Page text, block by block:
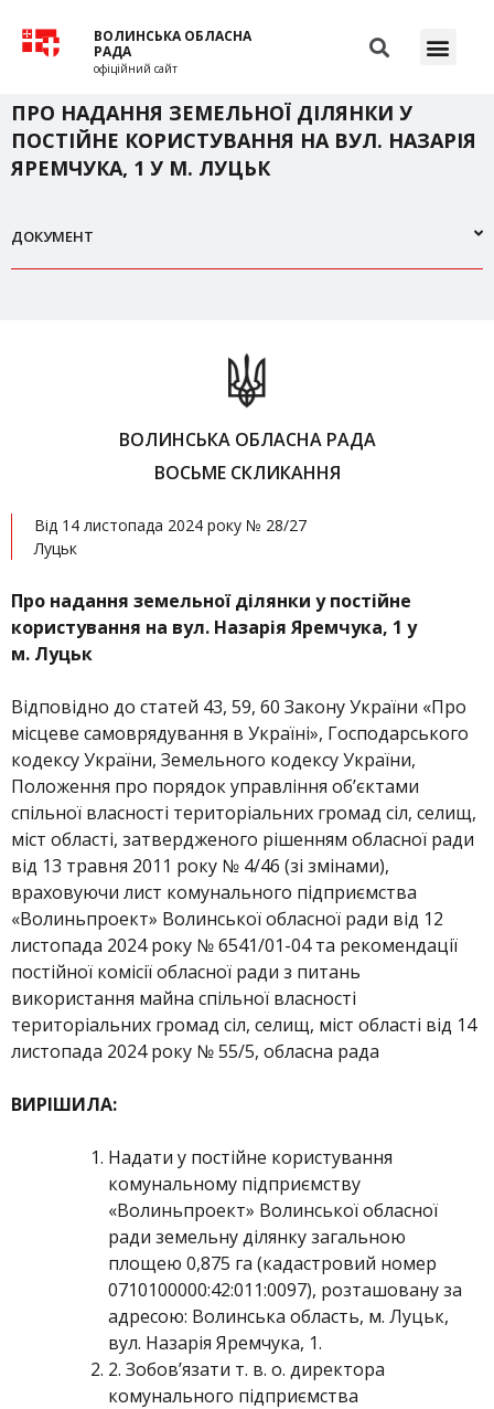
ВОЛИНСЬКА ОБЛАСНА
РАДА
офіційний сайт
ПРО НАДАННЯ ЗЕМЕЛЬНОЇ ДІЛЯНКИ У
ПОСТІЙНЕ КОРИСТУВАННЯ НА ВУЛ. НАЗАРІЯ
ЯРЕМЧУКА, 1 У М. ЛУЦЬК
ДОКУМЕНТ
ВОЛИНСЬКА ОБЛАСНА РАДА
ВОСЬМЕ СКЛИКАННЯ
Від 14 листопада 2024 року № 28/27
Луцьк
Про надання земельної ділянки у постійне
користування на вул. Назарія Яремчука, 1 у
м. Луцьк
Відповідно до статей 43, 59, 60 Закону України «Про
місцеве самоврядування в Україні», Господарського
кодексу України, Земельного кодексу України,
Положення про порядок управління об’єктами
спільної власності територіальних громад сіл, селищ,
міст області, затвердженого рішенням обласної ради
від 13 травня 2011 року № 4/46 (зі змінами),
враховуючи лист комунального підприємства
«Волиньпроект» Волинської обласної ради від 12
листопада 2024 року № 6541/01-04 та рекомендації
постійної комісії обласної ради з питань
використання майна спільної власності
територіальних громад сіл, селищ, міст області від 14
листопада 2024 року № 55/5, обласна рада
ВИРІШИЛА:
Надати у постійне користування
комунальному підприємству
«Волиньпроект» Волинської обласної
ради земельну ділянку загальною
площею 0,875 га (кадастровий номер
0710100000:42:011:0097), розташовану за
адресою: Волинська область, м. Луцьк,
вул. Назарія Яремчука, 1.
2. Зобов’язати т. в. о. директора
комунального підприємства